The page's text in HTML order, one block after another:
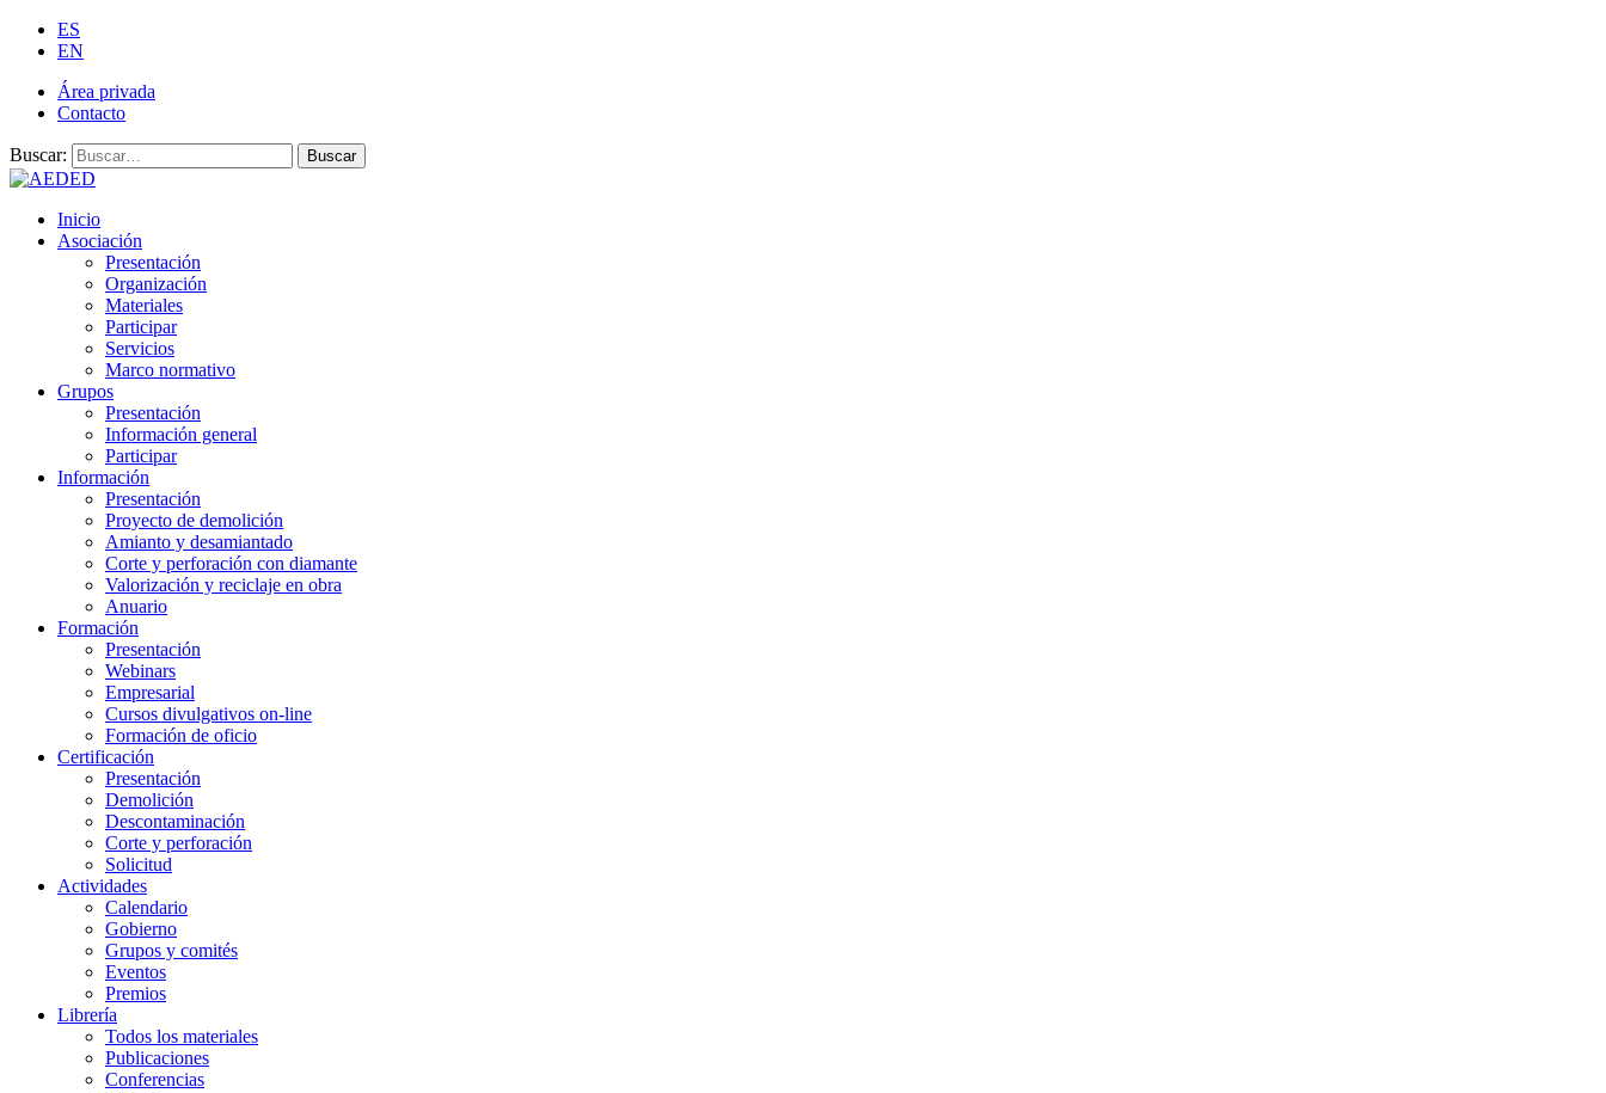
ES
EN
Área privada
Contacto
Buscar: Buscar
Inicio
Asociación
Presentación
Organización
Materiales
Participar
Servicios
Marco normativo
Grupos
Presentación
Información general
Participar
Información
Presentación
Proyecto de demolición
Amianto y desamiantado
Corte y perforación con diamante
Valorización y reciclaje en obra
Anuario
Formación
Presentación
Webinars
Empresarial
Cursos divulgativos on-line
Formación de oficio
Certificación
Presentación
Demolición
Descontaminación
Corte y perforación
Solicitud
Actividades
Calendario
Gobierno
Grupos y comités
Eventos
Premios
Librería
Todos los materiales
Publicaciones
Conferencias